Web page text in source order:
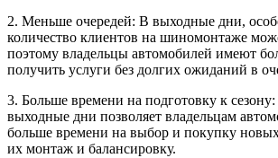
2. Меньше очередей: В выходные дни,
количество клиентов на шиномонтаже
поэтому владельцы автомобилей имеют
получить услуги без долгих ожиданий в
3. Больше времени на подготовку к
выходные дни позволяет владельцам
больше времени на выбор и покупку
их монтаж и балансировку.